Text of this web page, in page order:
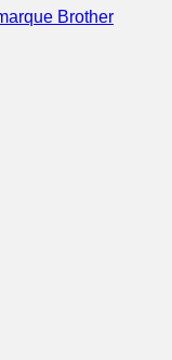
Brother